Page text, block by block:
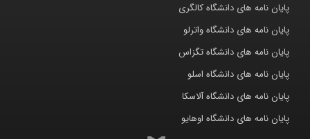
پایان نامه های دانشگاه کالگری
پایان نامه های دانشگاه واترلو
پایان نامه های دانشگاه تگزاس
پایان نامه های دانشگاه اسلو
پایان نامه های دانشگاه آلاسکا
پایان نامه های دانشگاه اوهایو